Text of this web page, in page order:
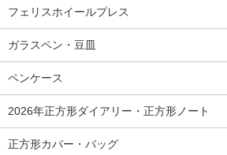
フェリスホイールプレス
ガラスペン・豆皿
ペンケース
2026年正方形ダイアリー・正方形ノート
正方形カバー・バッグ